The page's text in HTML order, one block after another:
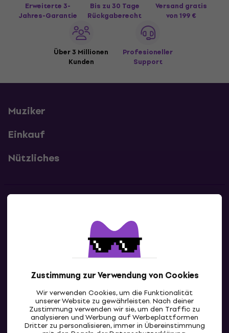
Zustimmung zur Verwendung von Cookies
Wir verwenden Cookies, um die Funktionalität
unserer Website zu gewährleisten. Nach deiner
Zustimmung verwenden wir sie, um den Traffic zu
analysieren und Werbung auf Werbeplattformen
Dritter zu personalisieren, immer in Übereinstimmung
Erweiterte 3-
Jahres-Garantie
Bis zu 30 Tage
Rückgaberecht
Versand gratis
von 199 €
Über 3 Millionen
Kunden
Profesioneller
Support
Muziker
Einkauf
Nützliches
Kontaktiere uns